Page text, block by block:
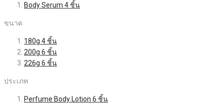
Body Serum 4 ชิ้น
ขนาด
180g 4 ชิ้น
200g 6 ชิ้น
226g 6 ชิ้น
ประเภท
Perfume Body Lotion 6 ชิ้น